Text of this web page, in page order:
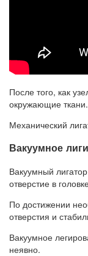
После того, как
окружающие ткани.
Механический
Вакуумное
Вакуумный
отверстие в
По достижении
отверстия и
Вакуумное
неявно.